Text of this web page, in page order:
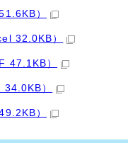
）
32.0KB）
47.1KB）
）
）